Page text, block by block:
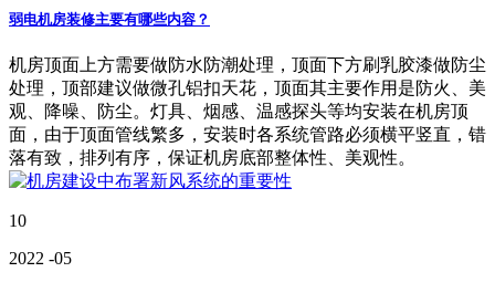
弱电机房装修主要有哪些内容？
机房顶面上方需要做防水防潮处理，顶面下方刷乳胶漆做防尘
处理，顶部建议做微孔铝扣天花，顶面其主要作用是防火、美
观、降噪、防尘。灯具、烟感、温感探头等均安装在机房顶
面，由于顶面管线繁多，安装时各系统管路必须横平竖直，错
落有致，排列有序，保证机房底部整体性、美观性。
10
2022 -05